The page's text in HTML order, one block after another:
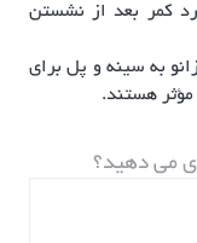
کمر بعد از نشستن
به سینه و پل برای
مؤثر هستند.
می دهید؟